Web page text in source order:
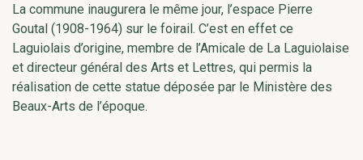
La commune inaugurera le même jour, l’espace Pierre
Goutal (1908-1964) sur le foirail. C’est en effet ce
Laguiolais d’origine, membre de l’Amicale de La Laguiolaise
et directeur général des Arts et Lettres, qui permis la
réalisation de cette statue déposée par le Ministère des
Beaux-Arts de l’époque.